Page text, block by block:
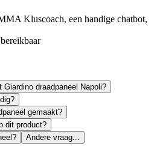
Kluscoach, een handige chatbot,
draadpaneel Napoli?
gemaakt?
dit product?
Andere vraag...